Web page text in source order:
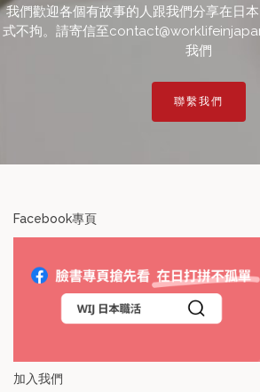
我們歡迎各個有故事的人跟我們分享在日
式不拘。請寄信至
我們
聯繫我們
Facebook專頁
加入我們